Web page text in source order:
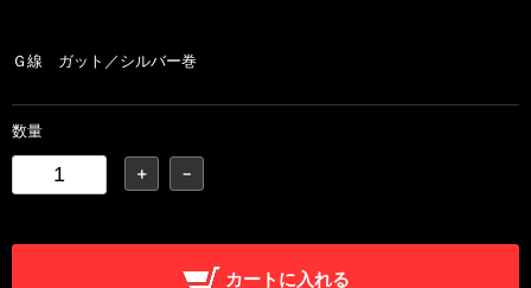
Ｇ線 ガット／シルバー巻
数量
＋ －
カートに入れる